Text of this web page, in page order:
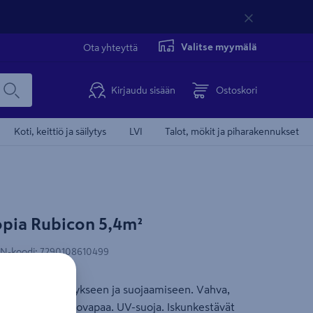
Ota yhteyttä Valitse myymälä
Kirjaudu sisään Ostoskori
Koti, keittiö ja säilytys LVI Talot, mökit ja piharakennukset
Rubicon 5,4m²
koodi:7290108610499
säilytykseen ja suojaamiseen. Vahva,
100 % huoltovapaa. UV-suoja. Iskunkestävät